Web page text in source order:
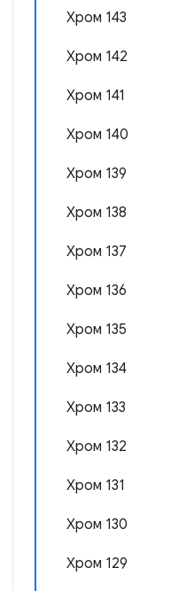
Хром 143
Хром 142
Хром 141
Хром 140
Хром 139
Хром 138
Хром 137
Хром 136
Хром 135
Хром 134
Хром 133
Хром 132
Хром 131
Хром 130
Хром 129